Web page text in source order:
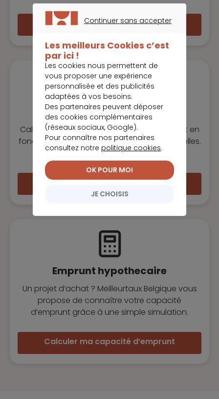
Calculer mes frais de notaire
Taux endettement
Calculez votre pourcentage d'endettement en
fonction de vos revenus et charges mensuelles.
Évaluer mon taux d’endettement
Emprunt hypothecaire
Un projet d’achat ? Meilleurtaux Belgique vous
propose de connaître votre capacité
d’emprunt grâce à une simple simulation.
Calculer ma capacité d’emprunt
Continuer sans accepter
Les meilleurs Cookies c’est
par ici !
Les cookies nous permettent de
vous proposer une expérience
personnalisée et des publicités
adaptées à vos besoins.
Des partenaires peuvent déposer
des cookies complémentaires
(réseaux sociaux, Google).
Pour connaître nos partenaires
consultez notre politique cookies.
JE CHOISIS
OK POUR MOI